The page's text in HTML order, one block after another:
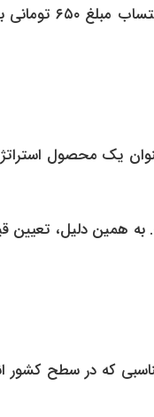
«گندم به عنوان یک محصول استراتژیک، قیمت تضمینی آن امسال حدود ۴۹ هزار و
یک محصول
به همین دلیل، تعیین
که در سطح کشور